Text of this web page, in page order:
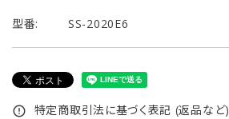
型番: SS-2020E6
error_outline 特定商取引法に基づく表記 (返品など)